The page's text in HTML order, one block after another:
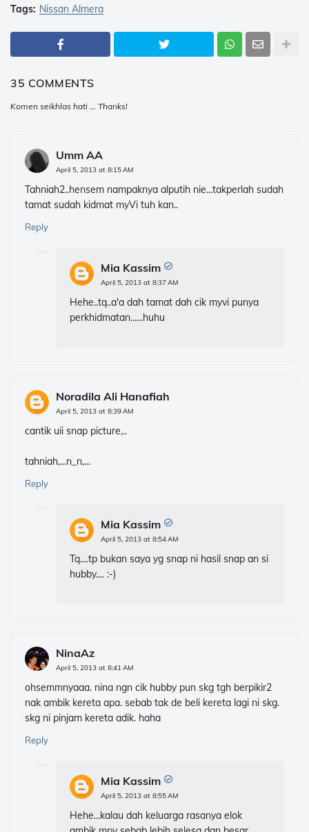
Tags: Nissan Almera
35 COMMENTS
Komen seikhlas hati ... Thanks!
Umm AA
April 5, 2013 at 8:15 AM
Tahniah2..hensem nampaknya alputih nie...takperlah sudah
tamat sudah kidmat myVi tuh kan..
Reply
Mia Kassim
April 5, 2013 at 8:37 AM
Hehe..tq..a'a dah tamat dah cik myvi punya
perkhidmatan......huhu
Noradila Ali Hanafiah
April 5, 2013 at 8:39 AM
cantik uii snap picture,..
tahniah,...n_n,...
Reply
Mia Kassim
April 5, 2013 at 8:54 AM
Tq....tp bukan saya yg snap ni hasil snap an si
hubby.... :-)
NinaAz
April 5, 2013 at 8:41 AM
ohsemmnyaaa. nina ngn cik hubby pun skg tgh berpikir2
nak ambik kereta apa. sebab tak de beli kereta lagi ni skg.
skg ni pinjam kereta adik. haha
Reply
Mia Kassim
April 5, 2013 at 8:55 AM
Hehe...kalau dah keluarga rasanya elok